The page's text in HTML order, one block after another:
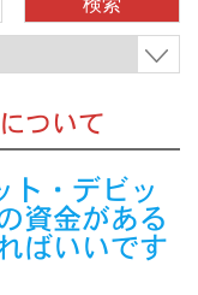
ついて
・デビッ
資金がある
ばいいです